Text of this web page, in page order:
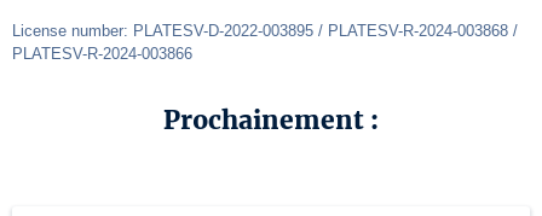
License number: PLATESV-D-2022-003895 / PLATESV-R-2024-003868 /
PLATESV-R-2024-003866
Prochainement :